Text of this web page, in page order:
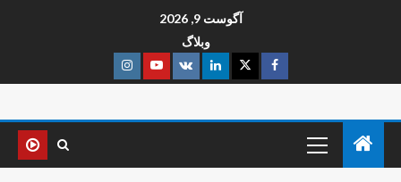
آگوست 9, 2026
وبلاگ